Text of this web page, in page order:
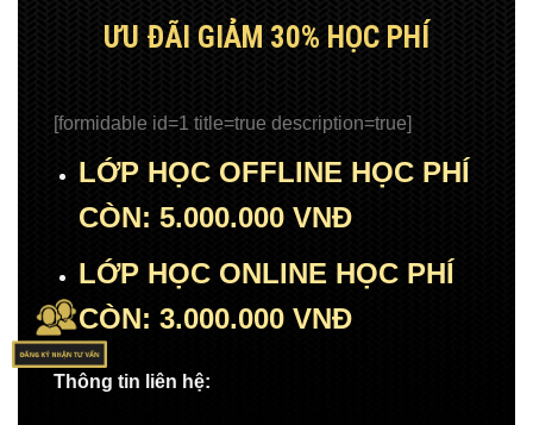
ƯU ĐÃI GIẢM 30% HỌC PHÍ
[formidable id=1 title=true description=true]
LỚP HỌC OFFLINE HỌC PHÍ
CÒN: 5.000.000 VNĐ
LỚP HỌC ONLINE HỌC PHÍ
CÒN: 3.000.000 VNĐ
Thông tin liên hệ: